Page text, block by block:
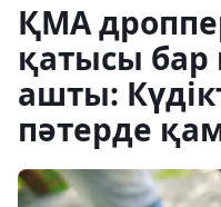
ҚМА
қатысы бар
ашты:
пәтерде